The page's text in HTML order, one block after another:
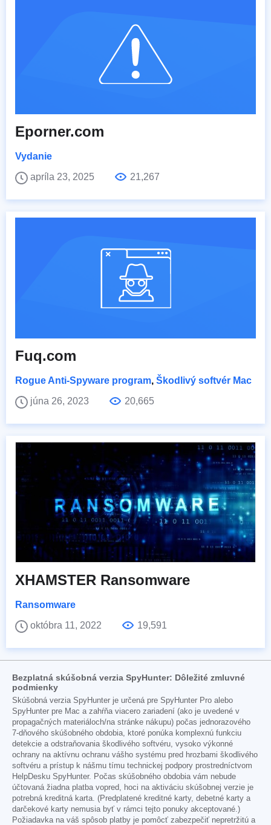
Eporner.com
Vydanie
apríla 23, 2025
21,267
Fuq.com
Rogue Anti-Spyware program, Škodlivý softvér Mac
júna 26, 2023
20,665
XHAMSTER Ransomware
Ransomware
októbra 11, 2022
19,591
Bezplatná skúšobná verzia SpyHunter: Dôležité zmluvné
podmienky
Skúšobná verzia SpyHunter je určená pre SpyHunter Pro alebo
SpyHunter pre Mac a zahŕňa viacero zariadení (ako je uvedené v
propagačných materiáloch/na stránke nákupu) počas jednorazového
7-dňového skúšobného obdobia, ktoré ponúka komplexnú funkciu
detekcie a odstraňovania škodlivého softvéru, vysoko výkonné
ochrany na aktívnu ochranu vášho systému pred hrozbami škodlivého
softvéru a prístup k nášmu tímu technickej podpory prostredníctvom
HelpDesku SpyHunter. Počas skúšobného obdobia vám nebude
účtovaná žiadna platba vopred, hoci na aktiváciu skúšobnej verzie je
potrebná kreditná karta. (Predplatené kreditné karty, debetné karty a
darčekové karty nemusia byť v rámci tejto ponuky akceptované.)
Požiadavka na váš spôsob platby je pomôcť zabezpečiť nepretržitú a